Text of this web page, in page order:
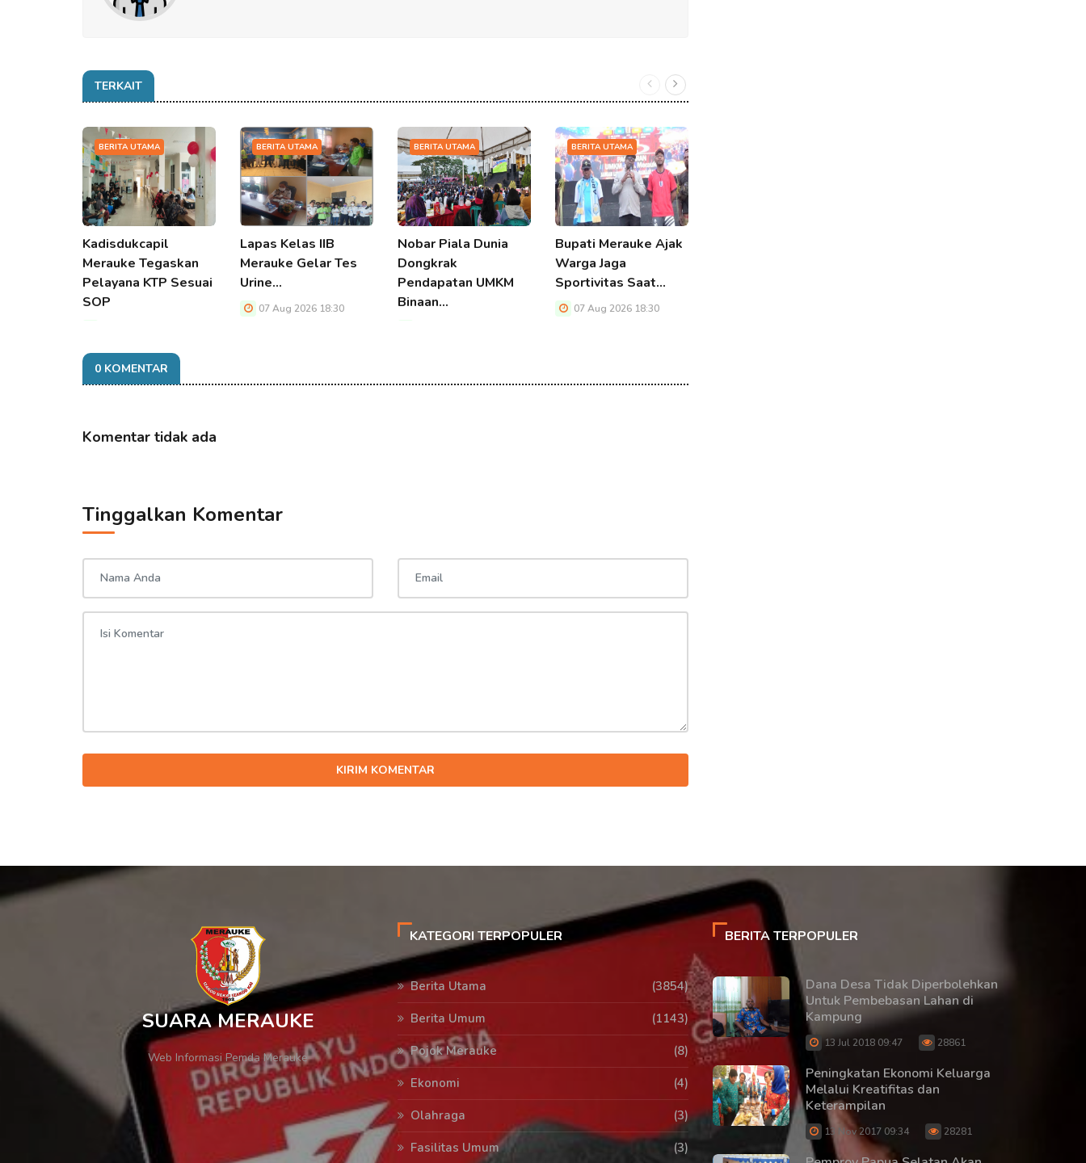
TERKAIT
BERITA UTAMA
Kadisdukcapil
Merauke Tegaskan
Pelayana KTP Sesuai
SOP
BERITA UTAMA
Lapas Kelas IIB
Merauke Gelar Tes
Urine…
07 Aug 2026 18:30
BERITA UTAMA
Nobar Piala Dunia
Dongkrak
Pendapatan UMKM
Binaan…
BERITA UTAMA
Bupati Merauke Ajak
Warga Jaga
Sportivitas Saat…
07 Aug 2026 18:30
0 KOMENTAR
Komentar tidak ada
Tinggalkan Komentar
KIRIM KOMENTAR
SUARA MERAUKE
Web Informasi Pemda Merauke
KATEGORI TERPOPULER
Berita Utama
(3854)
Berita Umum
(1143)
Pojok Merauke
(8)
Ekonomi
(4)
Olahraga
(3)
Fasilitas Umum
(3)
BERITA TERPOPULER
Dana Desa Tidak Diperbolehkan
Untuk Pembebasan Lahan di
Kampung
13 Jul 2018 09:47 28861
Peningkatan Ekonomi Keluarga
Melalui Kreatifitas dan
Keterampilan
13 Nov 2017 09:34 28281